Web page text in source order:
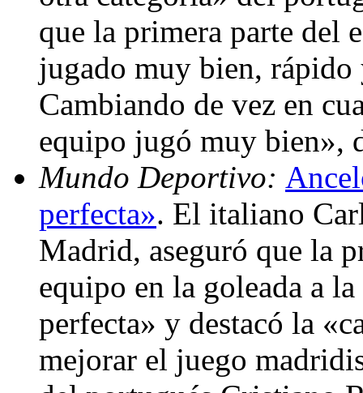
que la primera parte del
jugado muy bien, rápido
Cambiando de vez en
equipo jugó muy
Mundo Deportivo:
perfecta». El italiano
Madrid, aseguró que la
equipo en la goleada a
perfecta» y destacó la
mejorar el juego